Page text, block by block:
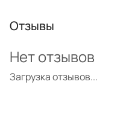
Отзывы
Загрузка отзывов...
Нет отзывов